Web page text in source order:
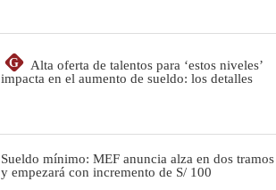
G
Alta oferta de talentos para ‘estos niveles’
impacta en el aumento de sueldo: los detalles
Sueldo mínimo: MEF anuncia alza en dos tramos
y empezará con incremento de S/ 100